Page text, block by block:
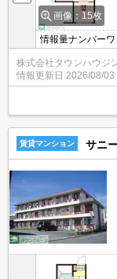
画像：15枚
情報量ナンバー
株式会社タウンハウジ
情報更新日 2026/08/03
賃貸マンション サニ